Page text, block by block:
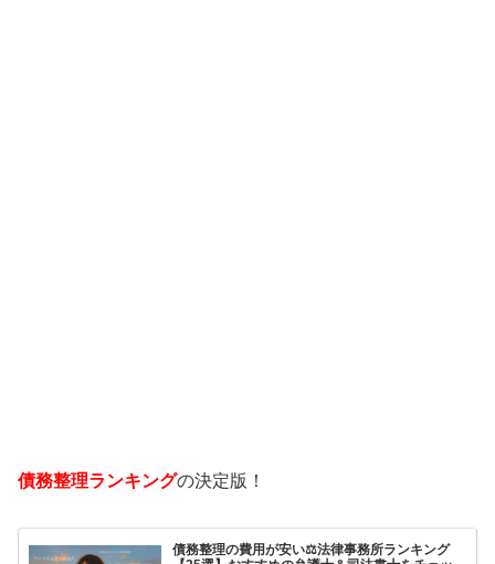
債務整理ランキングの決定版！
債務整理の費用が安い⚖️法律事務所ランキング